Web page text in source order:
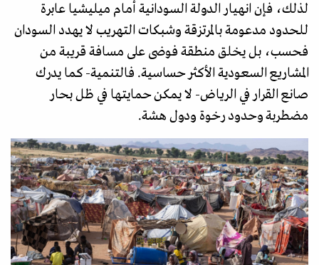
لذلك، فإن انهيار الدولة السودانية أمام ميليشيا عابرة
للحدود مدعومة بالمرتزقة وشبكات التهريب لا يهدد السودان
فحسب، بل يخلق منطقة فوضى على مسافة قريبة من
المشاريع السعودية الأكثر حساسية. فالتنمية- كما يدرك
صانع القرار في الرياض- لا يمكن حمايتها في ظل بحار
مضطربة وحدود رخوة ودول هشة.